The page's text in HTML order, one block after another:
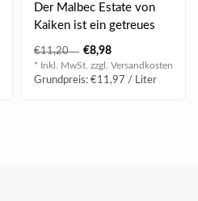
Der Malbec Estate von
Kaiken ist ein getreues
Beispiel für den Ausdruck
der Reb..
€11,20 €8,98
* Inkl. MwSt. zzgl. Versandkosten
Grundpreis: €11,97 / Liter